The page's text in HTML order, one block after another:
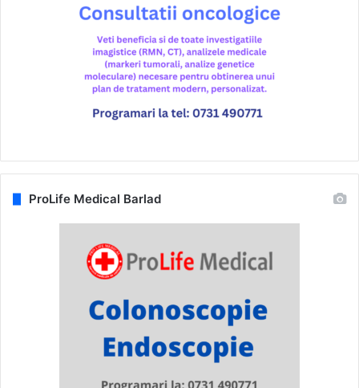
ProLife Medical Barlad